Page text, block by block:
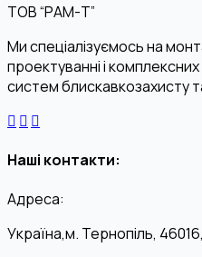
ТОВ “РАМ-Т”
Ми спеціалізуємось на
проектуванні і
систем блискавкозахисту
Наші контакти:
Адреса:
Україна,м. Тернопіль,